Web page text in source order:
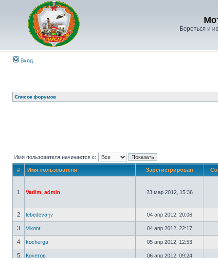
Бороться и
Вход
Список форумов
Имя пользователя начинается с:
# Имя пользователя Зарегистрирован
1 Vadim_admin 23 мар 2012, 15:36
2 lebedeva-jv 04 апр 2012, 20:06
3 Vikont 04 апр 2012, 22:17
4 kocherga 05 апр 2012, 12:53
5 Кочетов 06 апр 2012, 09:24